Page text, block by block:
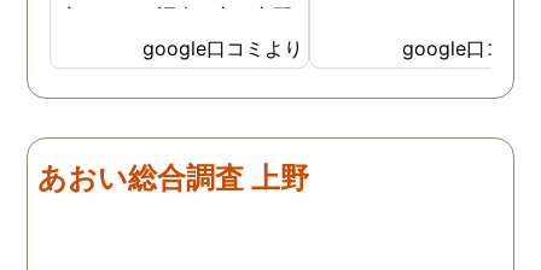
安いので、調査の方が心配
でしたがしっかり浮気の証
拠を押さえて頂けました。
ありがとう御座いました。
探偵に頼む事のない人生を
歩みますね(笑)
google口コミより
google口コミ
あおい総合調査 上野